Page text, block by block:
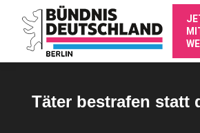
Täter bestrafen statt